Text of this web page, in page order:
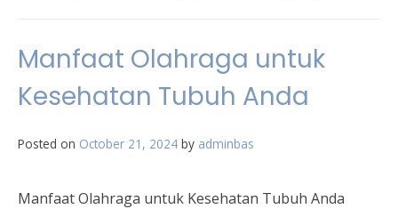
Manfaat Olahraga untuk
Kesehatan Tubuh Anda
Posted on October 21, 2024 by adminbas
Manfaat Olahraga untuk Kesehatan Tubuh Anda